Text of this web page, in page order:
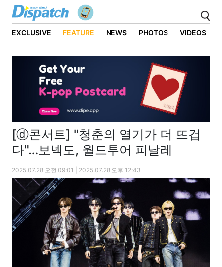
EXCLUSIVE FEATURE NEWS PHOTOS VIDEOS
[ⓓ콘서트] "청춘의 열기가 더 뜨겁
다"…보넥도, 월드투어 피날레
2025.07.28 오전 09:01 | 2025.07.28 오후 12:43